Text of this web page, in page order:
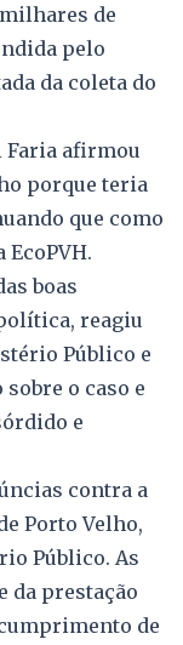
de
pelo
da coleta do
Faria afirmou
porque teria
que como
EcoPVH.
boas
reagiu
Público e
o caso e
e
contra a
Porto Velho,
Público. As
da prestação
de